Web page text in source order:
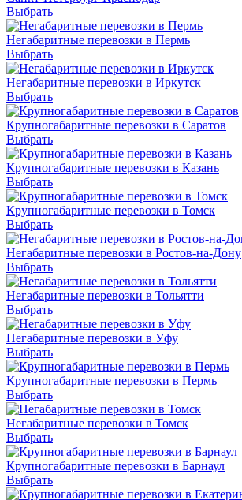
Выбрать
Негабаритные перевозки в Пермь
Выбрать
Негабаритные перевозки в Иркутск
Выбрать
Крупногабаритные перевозки в Саратов
Выбрать
Крупногабаритные перевозки в Казань
Выбрать
Крупногабаритные перевозки в Томск
Выбрать
Негабаритные перевозки в Ростов-на-Дону
Выбрать
Негабаритные перевозки в Тольятти
Выбрать
Негабаритные перевозки в Уфу
Выбрать
Крупногабаритные перевозки в Пермь
Выбрать
Негабаритные перевозки в Томск
Выбрать
Крупногабаритные перевозки в Барнаул
Выбрать